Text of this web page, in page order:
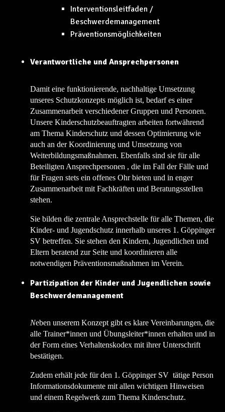
Interventionsleitfaden /
Beschwerdemanagement
Präventionsmöglichkeiten
Verantwortliche und Ansprechpersonen
Damit eine funktionierende, nachhaltige Umsetzung
unseres Schutzkonzepts möglich ist, bedarf es einer
Zusammenarbeit verschiedener Gruppen und Personen.
Unsere Kinderschutzbeauftragten arbeiten fortwährend
am Thema Kinderschutz und dessen Optimierung wie
auch an der Koordinierung und Umsetzung von
Weiterbildungsmaßnahmen. Ebenfalls sind sie für alle
Beteiligten Ansprechpersonen , die im Fall der Fälle und
für Fragen stets ein offenes Ohr bieten und in enger
Zusammenarbeit mit Fachkräften und Beratungsstellen
stehen.
Sie bilden die zentrale Ansprechstelle für alle Themen, die
Kinder- und Jugendschutz innerhalb unseres 1. Göppinger
SV betreffen. Sie stehen den Kindern, Jugendlichen und
Eltern beratend zur Seite und koordinieren alle
notwendigen Präventionsmaßnahmen im Verein.
Partizipation der Kinder und Jugendlichen sowie
Beschwerdemanagement
Neben unserem Konzept gibt es klare Vereinbarungen, die
alle Trainer*innen und Übungsleiter*innen erhalten und in
der Form eines Verhaltenskodex mit ihrer Unterschrift
bestätigen.
Zudem erhält jede für den 1. Göppinger SV tätige Person
Informationsdokumente mit allen wichtigen Hinweisen
und einem Regelwerk zum Thema Kinderschutz.